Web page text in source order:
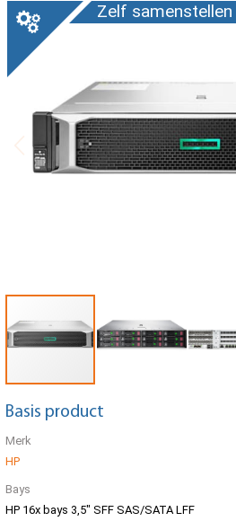
Zelf samenstellen
Basis product
Merk
HP
Bays
HP 16x bays 3,5" SFF SAS/SATA LFF